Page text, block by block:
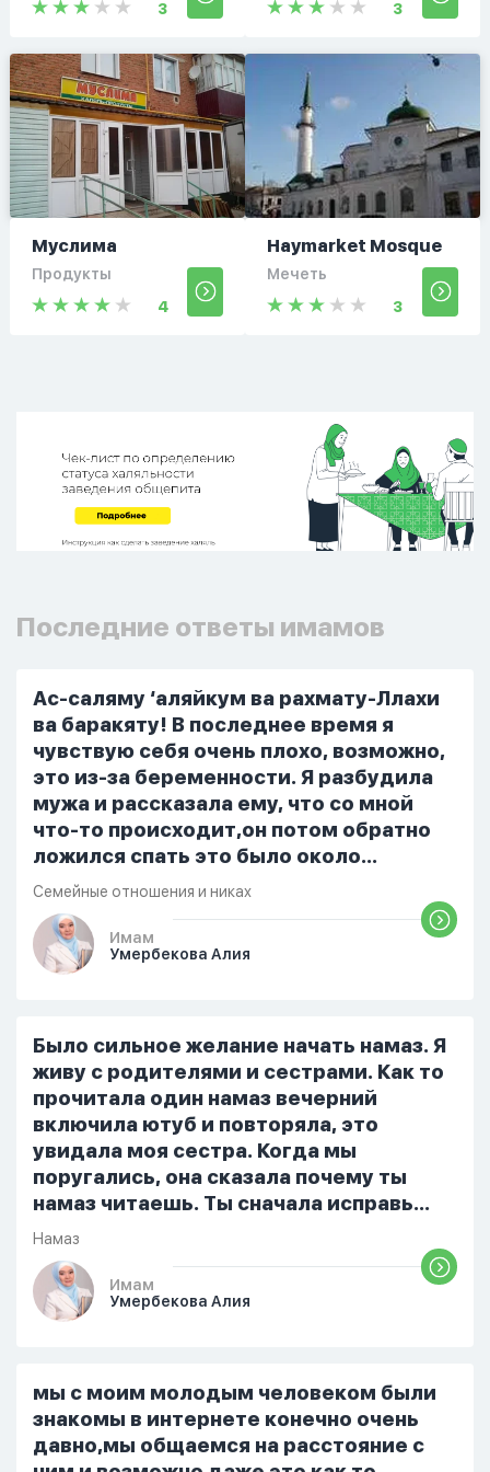
3 3
Муслима
Продукты
4
Haymarket Mosque
Мечеть
3
Последние ответы имамов
Ас-саляму ‘аляйкум ва рахмату-Ллахи
ва баракяту! В последнее время я
чувствую себя очень плохо, возможно,
это из-за беременности. Я разбудила
мужа и рассказала ему, что со мной
что-то происходит,он потом обратно
ложился спать это было около
одиннадцати вечера. Но я снова
разбудила его, сказав, что мне плохо.
Он ответил: «Я живу с больными». Мне
стало очень обидно, и я решила
проснулся и спросил, что случилось. И
я рассказала о своих проблемах. Затем
я сказала ему:...
Семейные отношения и никах
Имам
Умербекова Алия
Было сильное желание начать намаз. Я
живу с родителями и сестрами. Как то
прочитала один намаз вечерний
включила ютуб и повторяла, это
увидала моя сестра. Когда мы
поругались, она сказала почему ты
намаз читаешь. Ты сначала исправь
себя. После этого я не вставала на
намаз и не видела жайнамаз. Я просто
уже так не могу читать, смотреть . Дуа
я делаю скрытно если делаю дома. Я
От родных же людей.
Намаз
Имам
Умербекова Алия
мы с моим молодым человеком были
знакомы в интернете конечно очень
давно,мы общаемся на расстояние с